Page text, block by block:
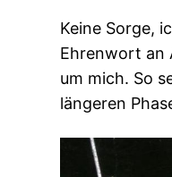
Keine Sorge,
Ehrenwort an
um mich. So
längeren